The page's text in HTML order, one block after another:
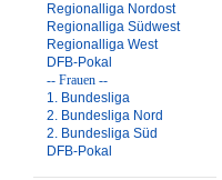
Regionalliga Nordost
Regionalliga Südwest
Regionalliga West
DFB-Pokal
-- Frauen --
1. Bundesliga
2. Bundesliga Nord
2. Bundesliga Süd
DFB-Pokal